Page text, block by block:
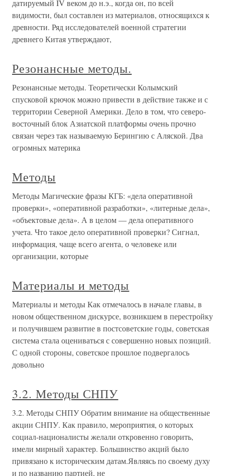
датируемый IV веком до н.э., когда он, по всей
видимости, был составлен из материалов, относящихся к
древности. Ряд исследователей военной стратегии
древнего Китая утверждают,
Резонансные методы.
Резонансные методы. Теоретически Колымский
спусковой крючок можно привести в действие также и с
территории Северной Америки. Дело в том, что северо-
восточный блок Азиатской платформы очень прочно
связан через так называемую Берингию с Аляской. Два
огромных материка
Методы
Методы Магические фразы КГБ: «дела оперативной
проверки», «оперативной разработки», «литерные дела»,
«объектовые дела». А в целом — дела оперативного
учета. Что такое дело оперативной проверки? Сигнал,
информация, чаще всего агента, о человеке или
организации, которые
Материалы и методы
Материалы и методы Как отмечалось в начале главы, в
новом общественном дискурсе, возникшем в перестройку
и получившем развитие в постсоветские годы, советская
система стала оцениваться с совершенно новых позиций.
С одной стороны, советское прошлое подвергалось
довольно
3.2. Методы СНПУ
3.2. Методы СНПУ Обратим внимание на общественные
акции СНПУ. Как правило, мероприятия, о которых
социал-националисты желали откровенно говорить,
имели мирный характер. Большинство акций было
привязано к историческим датам.Являясь по своему духу
и по названию партией, не